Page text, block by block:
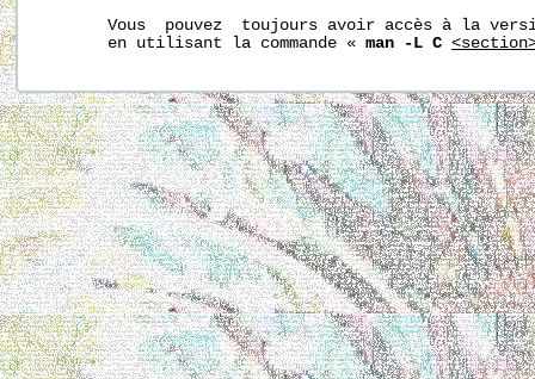
Vous  pouvez  toujours avoir accès à la
       en utilisant la commande «
man -L C